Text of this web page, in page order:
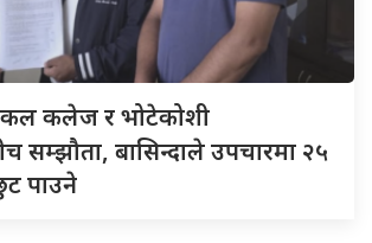
कलेज र भोटेकोशी
सम्झौता, बासिन्दाले उपचारमा २५
पाउने